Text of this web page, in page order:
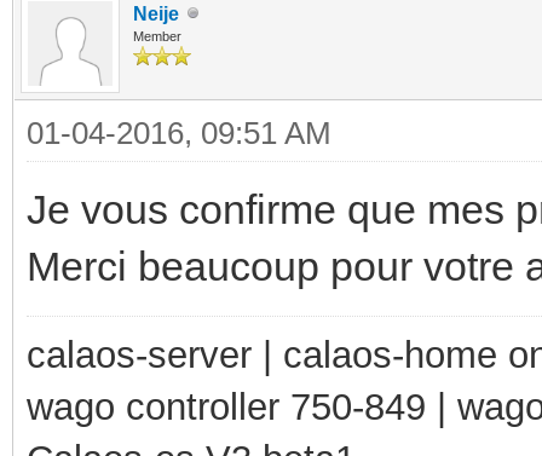
Neije
Member
01-04-2016, 09:51 AM
Je vous confirme que mes
Merci beaucoup pour votre
calaos-server | calaos-home
wago controller 750-849 |